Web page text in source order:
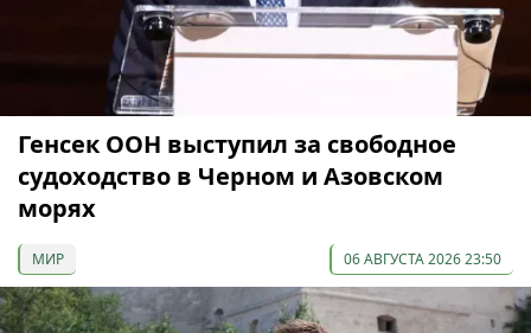
Генсек ООН выступил за свободное
судоходство в Черном и Азовском
морях
МИР 06 АВГУСТА 2026 23:50